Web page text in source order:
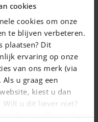
cookies
cookies om onze
te blijven verbeteren.
plaatsen? Dit
ervaring op onze
van ons merk (via
u graag een
kiest u dan
Wilt u dit liever niet?
geef aan welke cookies
mail van Erwin. Graag
tussen Erwin en
eindresultaat. Het is
ervaring of speciaal
kastanje palen!